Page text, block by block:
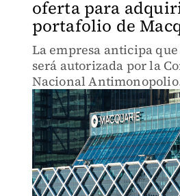
oferta para
portafolio de
La empresa anticipa
será autorizada por la
Nacional